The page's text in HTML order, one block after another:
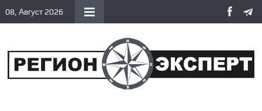
08, Август 2026